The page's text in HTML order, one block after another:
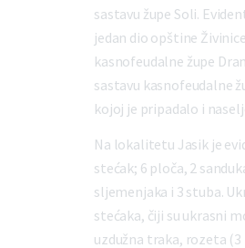
sastavu župe Soli.
jedan dio opštine
kasnofeudalne župe
sastavu kasnofeudalne
kojoj je pripadalo i
Na lokalitetu Jasik je
stećak; 6 ploča, 2
sljemenjaka i 3 stuba.
stećaka, čiji su ukrasni
uzdužna traka, rozeta